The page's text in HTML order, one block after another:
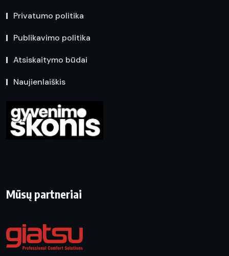
Privatumo politika
Publikavimo politika
Atsiskaitymo būdai
Naujienlaiškis
Mūsų partneriai